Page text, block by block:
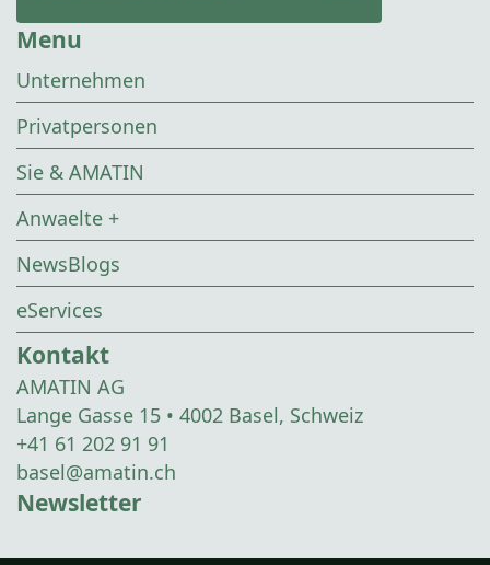
Menu
Unternehmen
Privatpersonen
Sie & AMATIN
Anwaelte +
NewsBlogs
eServices
Kontakt
AMATIN AG
Lange Gasse 15 • 4002 Basel, Schweiz
+41 61 202 91 91
basel@amatin.ch
Newsletter